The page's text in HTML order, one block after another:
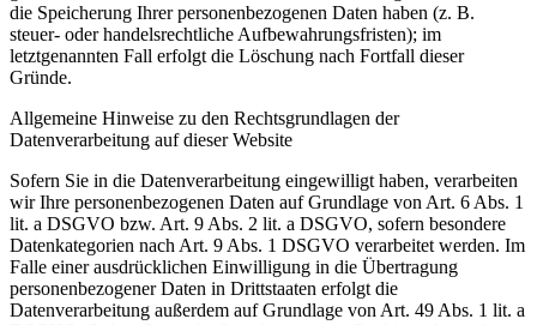
die Speicherung Ihrer personenbezogenen Daten haben (z. B.
steuer- oder handelsrechtliche Aufbewahrungsfristen); im
letztgenannten Fall erfolgt die Löschung nach Fortfall dieser
Gründe.
Allgemeine Hinweise zu den Rechtsgrundlagen der
Datenverarbeitung auf dieser Website
Sofern Sie in die Datenverarbeitung eingewilligt haben, verarbeiten
wir Ihre personenbezogenen Daten auf Grundlage von Art. 6 Abs. 1
lit. a DSGVO bzw. Art. 9 Abs. 2 lit. a DSGVO, sofern besondere
Datenkategorien nach Art. 9 Abs. 1 DSGVO verarbeitet werden. Im
Falle einer ausdrücklichen Einwilligung in die Übertragung
personenbezogener Daten in Drittstaaten erfolgt die
Datenverarbeitung außerdem auf Grundlage von Art. 49 Abs. 1 lit. a